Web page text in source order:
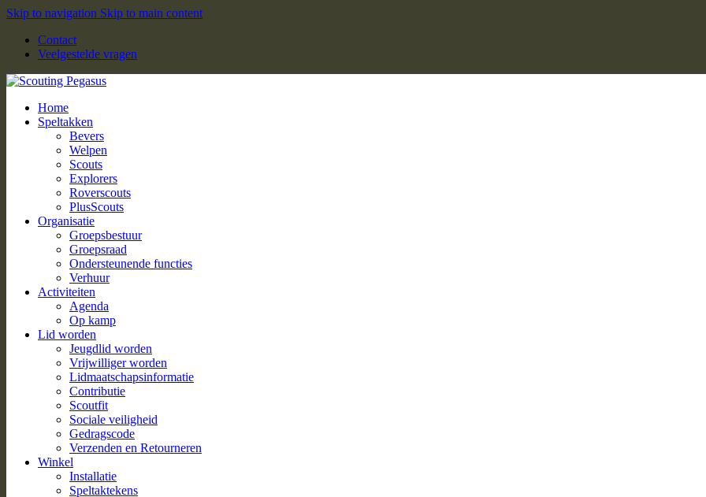
Skip to navigation Skip to main content
Contact
Veelgestelde vragen
Home
Speltakken
Bevers
Welpen
Scouts
Explorers
Roverscouts
PlusScouts
Organisatie
Groepsbestuur
Groepsraad
Ondersteunende functies
Verhuur
Activiteiten
Agenda
Op kamp
Lid worden
Jeugdlid worden
Vrijwilliger worden
Lidmaatschapsinformatie
Contributie
Scoutfit
Sociale veiligheid
Gedragscode
Verzenden en Retourneren
Winkel
Installatie
Speltaktekens